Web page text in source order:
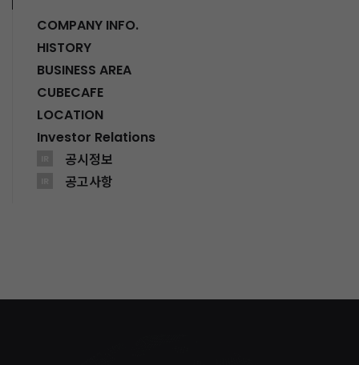
COMPANY INFO.
HISTORY
BUSINESS AREA
CUBECAFE
LOCATION
Investor Relations
공시정보
공고사항